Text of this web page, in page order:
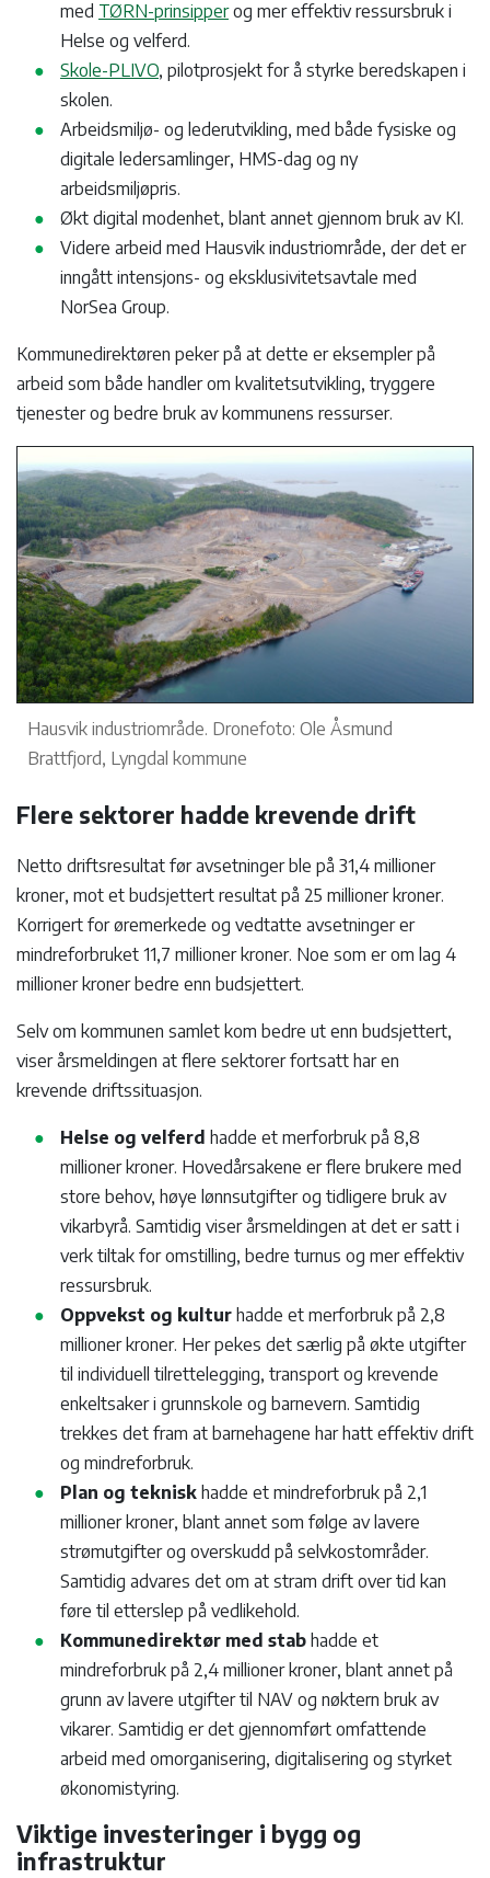
med TØRN-prinsipperog mer effektiv ressursbruk i
Helse og velferd.
Skole-PLIVO, pilotprosjekt for å styrke beredskapen i
skolen.
Arbeidsmiljø- og lederutvikling, med både fysiske og
digitale ledersamlinger, HMS-dag og ny
arbeidsmiljøpris.
Økt digital modenhet, blant annet gjennom bruk av KI.
Videre arbeid med Hausvik industriområde, der det er
inngått intensjons- og eksklusivitetsavtale med
NorSea Group.
Kommunedirektøren peker på at dette er eksempler på
arbeid som både handler om kvalitetsutvikling, tryggere
tjenester og bedre bruk av kommunens ressurser.
Hausvik industriområde. Dronefoto: Ole Åsmund
Brattfjord, Lyngdal kommune
Flere sektorer hadde krevende drift
Netto driftsresultat før avsetninger ble på 31,4 millioner
kroner, mot et budsjettert resultat på 25 millioner kroner.
Korrigert for øremerkede og vedtatte avsetninger er
mindreforbruket 11,7 millioner kroner. Noe som er om lag 4
millioner kroner bedre enn budsjettert.
Selv om kommunen samlet kom bedre ut enn budsjettert,
viser årsmeldingen at flere sektorer fortsatt har en
krevende driftssituasjon.
Helse og velferd hadde et merforbruk på 8,8
millioner kroner. Hovedårsakene er flere brukere med
store behov, høye lønnsutgifter og tidligere bruk av
vikarbyrå. Samtidig viser årsmeldingen at det er satt i
verk tiltak for omstilling, bedre turnus og mer effektiv
ressursbruk.
Oppvekst og kultur hadde et merforbruk på 2,8
millioner kroner. Her pekes det særlig på økte utgifter
til individuell tilrettelegging, transport og krevende
enkeltsaker i grunnskole og barnevern. Samtidig
trekkes det fram at barnehagene har hatt effektiv drift
og mindreforbruk.
Plan og teknisk hadde et mindreforbruk på 2,1
millioner kroner, blant annet som følge av lavere
strømutgifter og overskudd på selvkostområder.
Samtidig advares det om at stram drift over tid kan
føre til etterslep på vedlikehold.
Kommunedirektør med stab hadde et
mindreforbruk på 2,4 millioner kroner, blant annet på
grunn av lavere utgifter til NAV og nøktern bruk av
vikarer. Samtidig er det gjennomført omfattende
arbeid med omorganisering, digitalisering og styrket
økonomistyring.
Viktige investeringer i bygg og
infrastruktur